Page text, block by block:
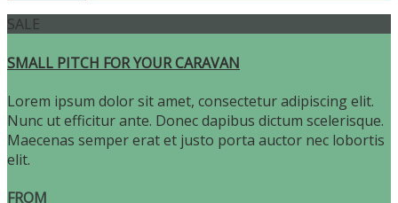
SALE
SMALL PITCH FOR YOUR CARAVAN
Lorem ipsum dolor sit amet, consectetur adipiscing elit.
Nunc ut efficitur ante. Donec dapibus dictum scelerisque.
Maecenas semper erat et justo porta auctor nec lobortis
elit.
FROM